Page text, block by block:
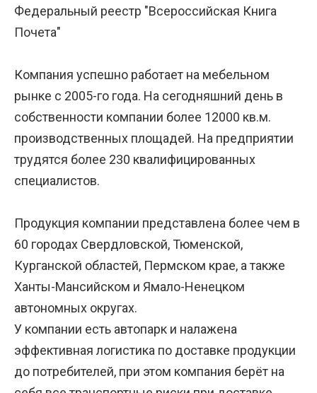
Федеральный реестр "Всероссийская Книга
Почета"
Компания успешно работает на мебельном
рынке с 2005-го года. На сегодняшний день в
собственности компании более 12000 кв.м.
производственных площадей. На предприятии
трудятся более 230 квалифицированных
специалистов.
Продукция компании представлена более чем в
60 городах Свердловской, Тюменской,
Курганской областей, Пермском крае, а также
Ханты-Мансийском и Ямало-Ненецком
автономных округах.
У компании есть автопарк и налажена
эффективная логистика по доставке продукции
до потребителей, при этом компания берёт на